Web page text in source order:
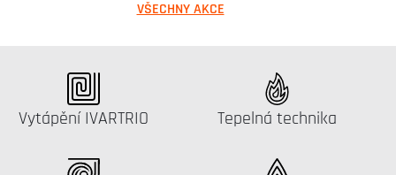
VŠECHNY AKCE
Katalog:
Vytápění IVARTRIO Katalog:
Tepelná technika